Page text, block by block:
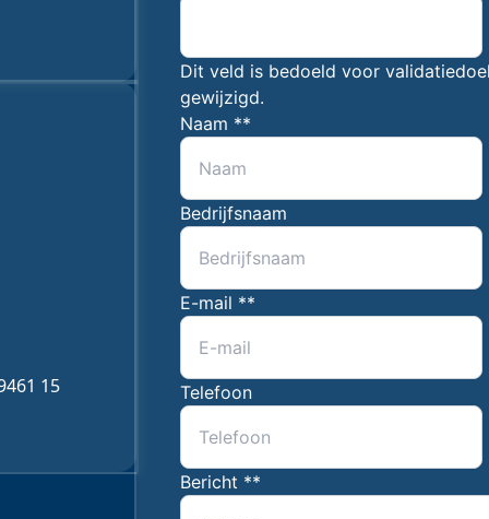
15
Dit veld is bedoeld voor
gewijzigd.
Naam **
Bedrijfsnaam
E-mail **
Telefoon
Bericht **